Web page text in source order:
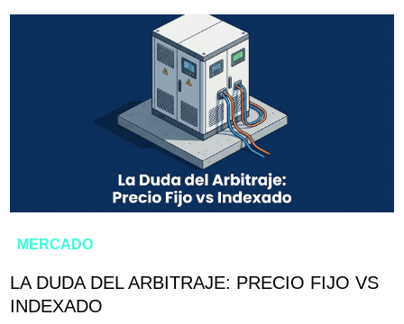
MERCADO
LA DUDA DEL ARBITRAJE: PRECIO FIJO VS
INDEXADO